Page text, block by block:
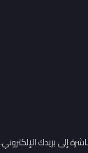
إلى بريدك الإلكتروني.